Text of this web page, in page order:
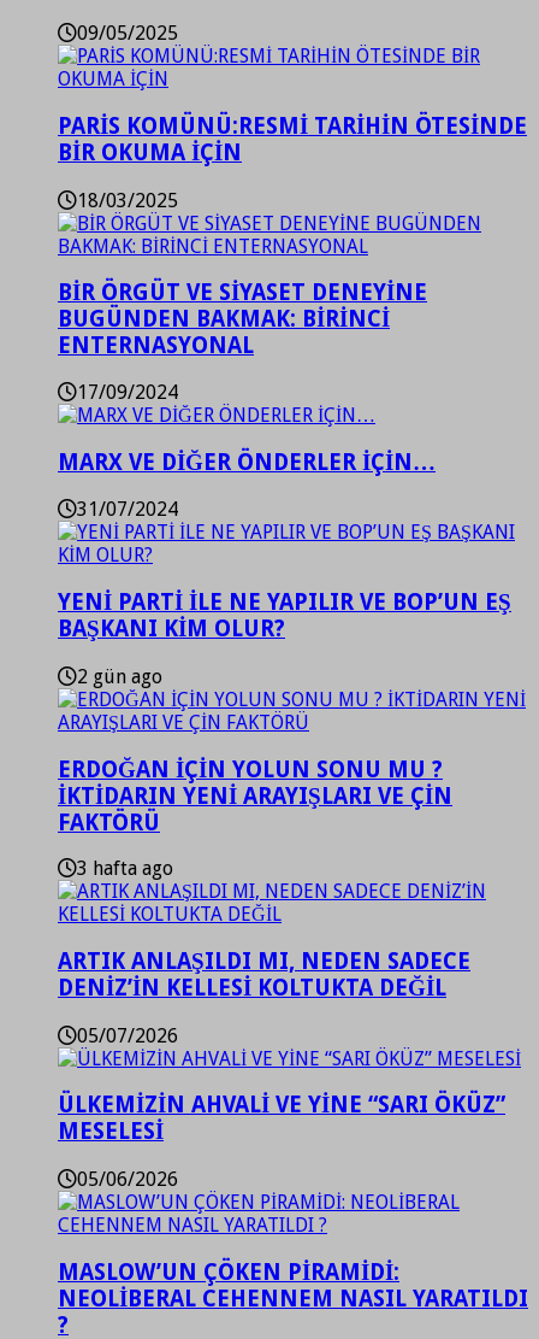
09/05/2025
PARİS KOMÜNÜ:RESMİ TARİHİN ÖTESİNDE
BİR OKUMA İÇİN
18/03/2025
BİR ÖRGÜT VE SİYASET DENEYİNE
BUGÜNDEN BAKMAK: BİRİNCİ
ENTERNASYONAL
17/09/2024
MARX VE DİĞER ÖNDERLER İÇİN…
31/07/2024
YENİ PARTİ İLE NE YAPILIR VE BOP’UN EŞ
BAŞKANI KİM OLUR?
2 gün ago
ERDOĞAN İÇİN YOLUN SONU MU ?
İKTİDARIN YENİ ARAYIŞLARI VE ÇİN
FAKTÖRÜ
3 hafta ago
ARTIK ANLAŞILDI MI, NEDEN SADECE
DENİZ’İN KELLESİ KOLTUKTA DEĞİL
05/07/2026
ÜLKEMİZİN AHVALİ VE YİNE “SARI ÖKÜZ”
MESELESİ
05/06/2026
MASLOW’UN ÇÖKEN PİRAMİDİ:
NEOLİBERAL CEHENNEM NASIL YARATILDI
?